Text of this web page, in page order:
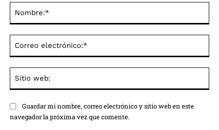
Guardar mi nombre, correo electrónico y sitio web en este
navegador la próxima vez que comente.